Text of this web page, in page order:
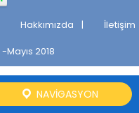
Hakkımızda
İletişim
-Mayıs 2018
NAVIGASYON